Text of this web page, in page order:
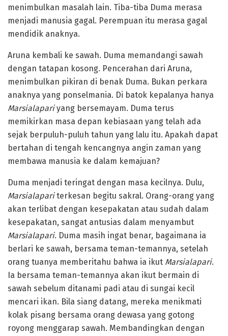
menimbulkan masalah lain. Tiba-tiba Duma merasa
menjadi manusia gagal. Perempuan itu merasa gagal
mendidik anaknya.
Aruna kembali ke sawah. Duma memandangi sawah
dengan tatapan kosong. Pencerahan dari Aruna,
menimbulkan pikiran di benak Duma. Bukan perkara
anaknya yang ponselmania. Di batok kepalanya hanya
Marsialapariyang bersemayam. Duma terus
memikirkan masa depan kebiasaan yang telah ada
sejak berpuluh-puluh tahun yang lalu itu. Apakah dapat
bertahan di tengah kencangnya angin zaman yang
membawa manusia ke dalam kemajuan?
Duma menjadi teringat dengan masa kecilnya. Dulu,
Marsialapariterkesan begitu sakral. Orang-orang yang
akan terlibat dengan kesepakatan atau sudah dalam
kesepakatan, sangat antusias dalam menyambut
Marsialapari. Duma masih ingat benar, bagaimana ia
berlari ke sawah, bersama teman-temannya, setelah
orang tuanya memberitahu bahwa ia ikut Marsialapari.
Ia bersama teman-temannya akan ikut bermain di
sawah sebelum ditanami padi atau di sungai kecil
mencari ikan. Bila siang datang, mereka menikmati
kolak pisang bersama orang dewasa yang gotong
royong menggarap sawah. Membandingkan dengan